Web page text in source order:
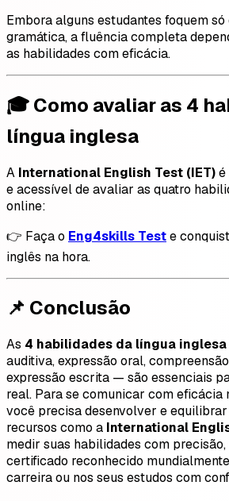
Embora alguns estudantes foquem
gramática, a fluência completa
as habilidades com eficácia.
🎓 Como avaliar as 4
língua inglesa
A International English Test (IET)é
e acessível de avaliar as quatro
online:
👉 Faça o Eng4skills Teste
inglês na hora.
📌 Conclusão
As 4 habilidades da língua inglesa
auditiva, expressão oral,
expressão escrita — são essenciais
real. Para se comunicar com eficácia
você precisa desenvolver e equilibrar
recursos como a International
medir suas habilidades com
certificado reconhecido
carreira ou nos seus estudos com